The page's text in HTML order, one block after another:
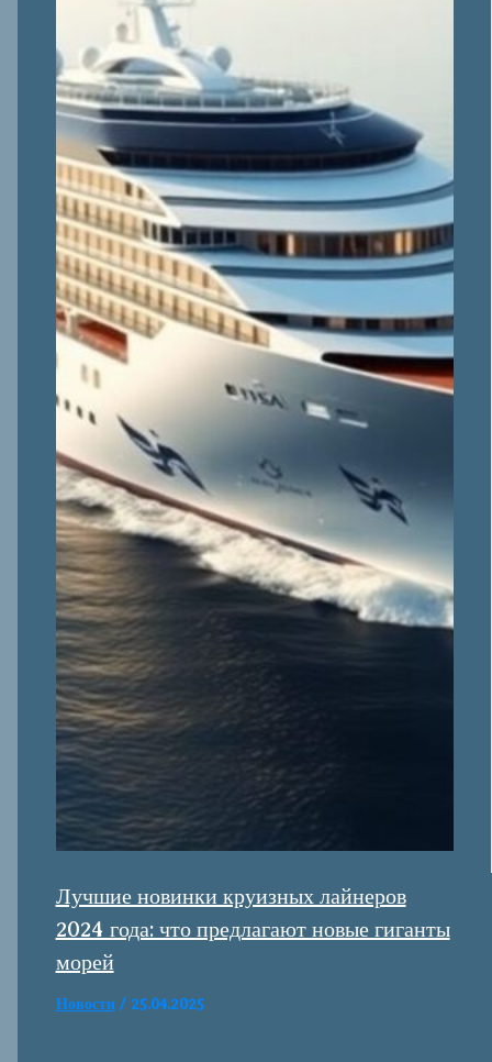
Лучшие новинки круизных лайнеров
2024 года: что предлагают новые гиганты
морей
Новости/ 25.04.2025